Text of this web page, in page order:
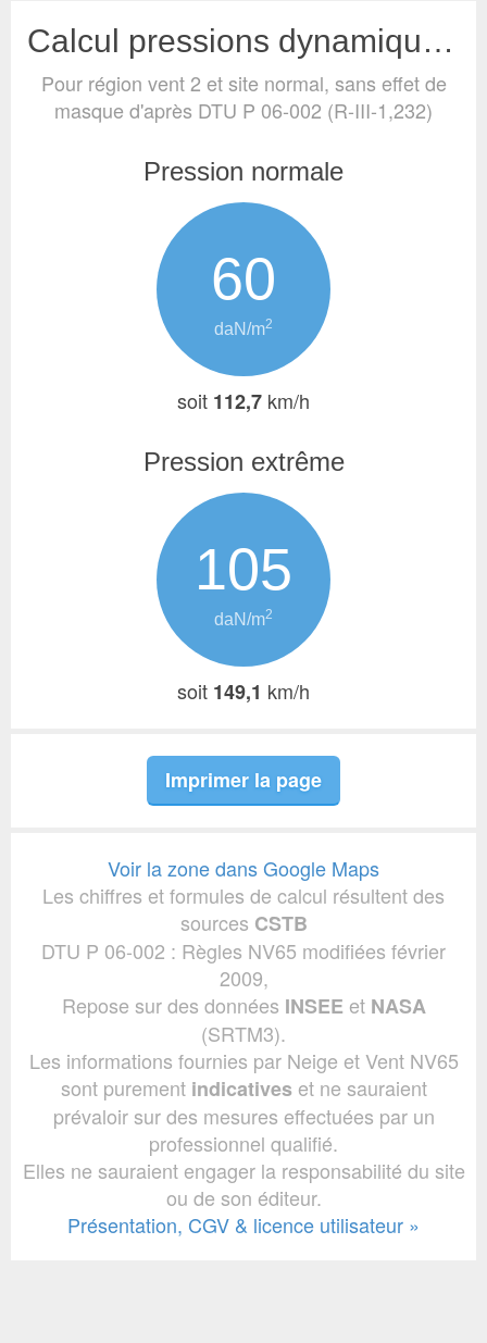
Calcul pressions dynamiques de base (vent)
Pour région vent 2 et site normal, sans effet de
masque d'après DTU P 06-002 (R-III-1,232)
Pression normale
60
daN/m2
soit 112,7 km/h
Pression extrême
105
daN/m2
soit 149,1 km/h
Imprimer la page
Voir la zone dans Google Maps
Les chiffres et formules de calcul résultent des
sources CSTB
DTU P 06-002 : Règles NV65 modifiées février
2009,
Repose sur des données INSEE et NASA
(SRTM3).
Les informations fournies par Neige et Vent NV65
sont purement indicatives et ne sauraient
prévaloir sur des mesures effectuées par un
professionnel qualifié.
Elles ne sauraient engager la responsabilité du site
ou de son éditeur.
Présentation, CGV & licence utilisateur »